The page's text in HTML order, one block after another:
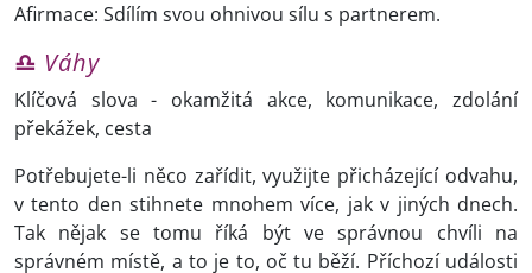
Afirmace: Sdílím svou ohnivou sílu s partnerem.
♎ Váhy
Klíčová slova - okamžitá akce, komunikace, zdolání
překážek, cesta
Potřebujete-li něco zařídit, využijte přicházející odvahu,
v tento den stihnete mnohem více, jak v jiných dnech.
Tak nějak se tomu říká být ve správnou chvíli na
správném místě, a to je to, oč tu běží. Příchozí události